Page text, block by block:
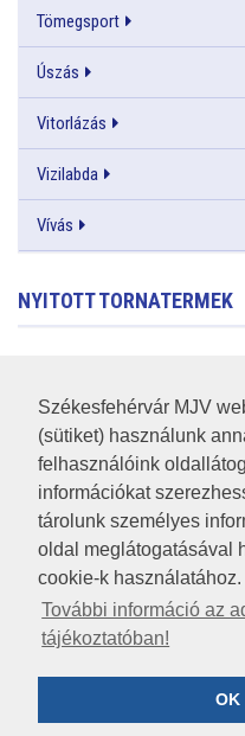
Székesfehérvár MJV
(sütiket) használunk
felhasználóink
információkat
tárolunk személyes
oldal meglátogatásával
cookie-k használatához.
További információ az
tájékoztatóban!
OK
Tömegsport
Úszás
Vitorlázás
Vizilabda
Vívás
NYITOTT TORNATERMEK
RSS
A HONLAP 2017.03.31-I
JOGI NYILATKOZAT
IMPRESSZUM
KÖZÉRDEKŰ ADATOK